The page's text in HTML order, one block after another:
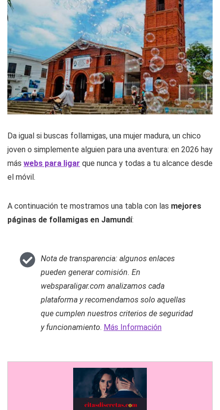
Da igual si buscas follamigas, una mujer madura, un chico
joven o simplemente alguien para una aventura: en 2026 hay
más webs para ligar que nunca y todas a tu alcance desde
el móvil.
A continuación te mostramos una tabla con las mejores
páginas de follamigas en Jamundí:
Nota de transparencia: algunos enlaces
pueden generar comisión. En
websparaligar.com analizamos cada
plataforma y recomendamos solo aquellas
que cumplen nuestros criterios de seguridad
y funcionamiento. Más Información